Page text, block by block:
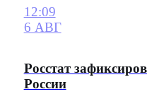
12:09
6 АВГ
Росстат
России